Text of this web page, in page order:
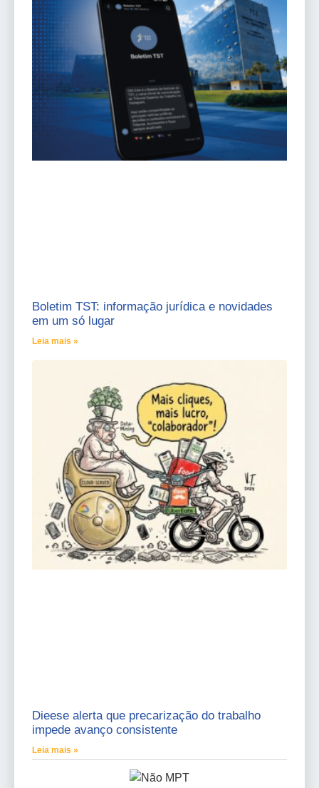
Boletim TST: informação jurídica e novidades
em um só lugar
Leia mais »
Dieese alerta que precarização do trabalho
impede avanço consistente
Leia mais »